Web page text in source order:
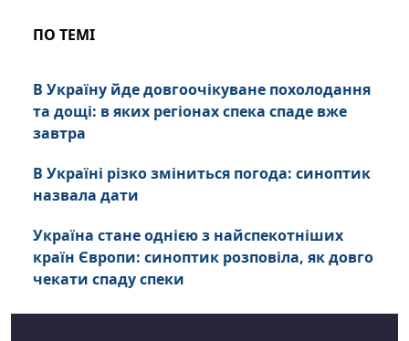
ПО ТЕМІ
В Україну йде довгоочікуване похолодання
та дощі: в яких регіонах спека спаде вже
завтра
В Україні різко зміниться погода: синоптик
назвала дати
Україна стане однією з найспекотніших
країн Європи: синоптик розповіла, як довго
чекати спаду спеки